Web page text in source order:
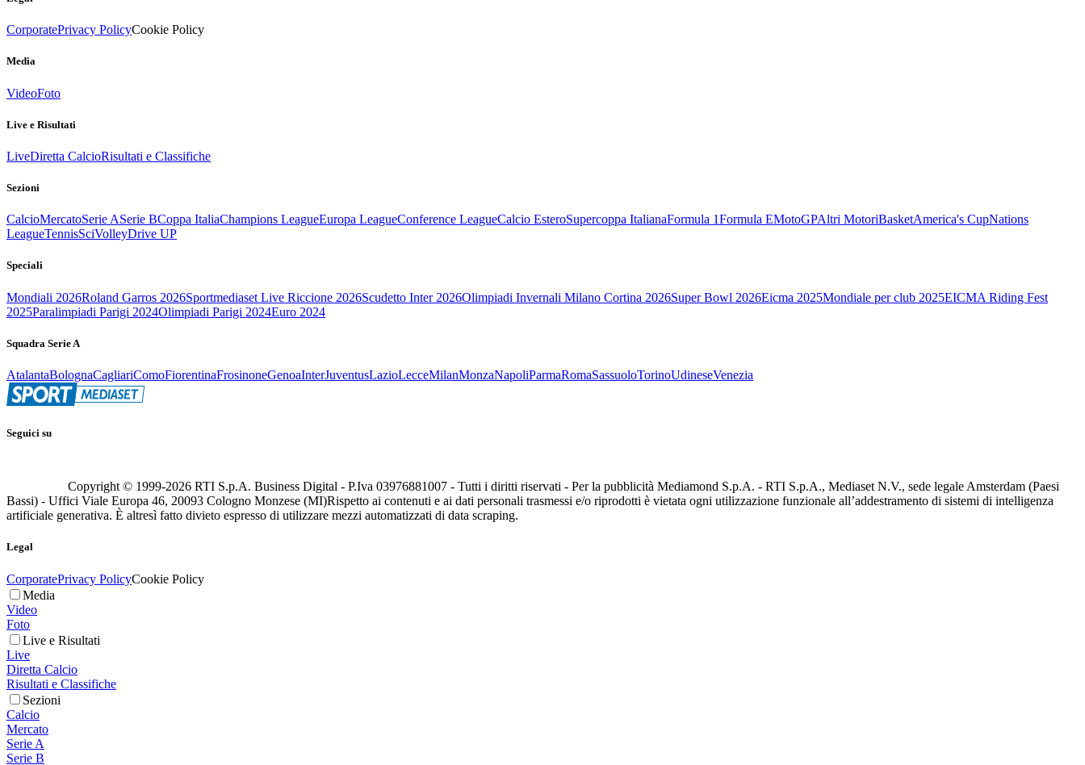
CorporatePrivacy PolicyCookie Policy
Media
VideoFoto
Live e Risultati
LiveDiretta CalcioRisultati e Classifiche
Sezioni
CalcioMercatoSerie ASerie BCoppa ItaliaChampions LeagueEuropa LeagueConference LeagueCalcio EsteroSupercoppa ItalianaFormula 1Formula EMotoGPAltri MotoriBasketAmerica's CupNations
LeagueTennisSciVolleyDrive UP
Speciali
Mondiali 2026Roland Garros 2026Sportmediaset Live Riccione 2026Scudetto Inter 2026Olimpiadi Invernali Milano Cortina 2026Super Bowl 2026Eicma 2025Mondiale per club 2025EICMA Riding Fest
2025Paralimpiadi Parigi 2024Olimpiadi Parigi 2024Euro 2024
Squadra Serie A
AtalantaBolognaCagliariComoFiorentinaFrosinoneGenoaInterJuventusLazioLecceMilanMonzaNapoliParmaRomaSassuoloTorinoUdineseVenezia
Seguici su
Copyright © 1999-2026 RTI S.p.A. Business Digital - P.Iva 03976881007 - Tutti i diritti riservati - Per la pubblicità Mediamond S.p.A. - RTI S.p.A., Mediaset N.V., sede legale Amsterdam (Paesi
Bassi) - Uffici Viale Europa 46, 20093 Cologno Monzese (MI)Rispetto ai contenuti e ai dati personali trasmessi e/o riprodotti è vietata ogni utilizzazione funzionale all’addestramento di sistemi di intelligenza
artificiale generativa. È altresì fatto divieto espresso di utilizzare mezzi automatizzati di data scraping.
Legal
CorporatePrivacy PolicyCookie Policy
Media
Video
Foto
Live e Risultati
Live
Diretta Calcio
Risultati e Classifiche
Sezioni
Calcio
Mercato
Serie A
Serie B